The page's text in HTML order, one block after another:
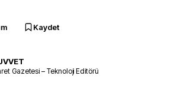
Kaydet
Gazetesi – Teknoloji Editörü